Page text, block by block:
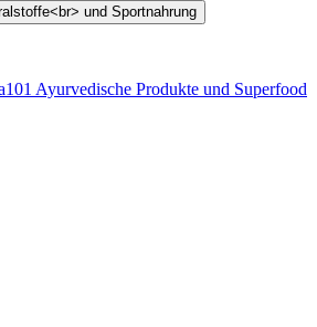
Ayurvedische Produkte und Superfood